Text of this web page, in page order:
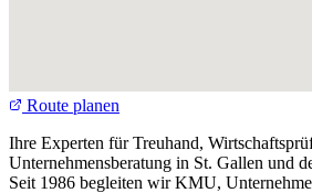
Route planen
Ihre Experten für Treuhand,
Unternehmensberatung in St. Gallen und
Seit 1986 begleiten wir KMU,